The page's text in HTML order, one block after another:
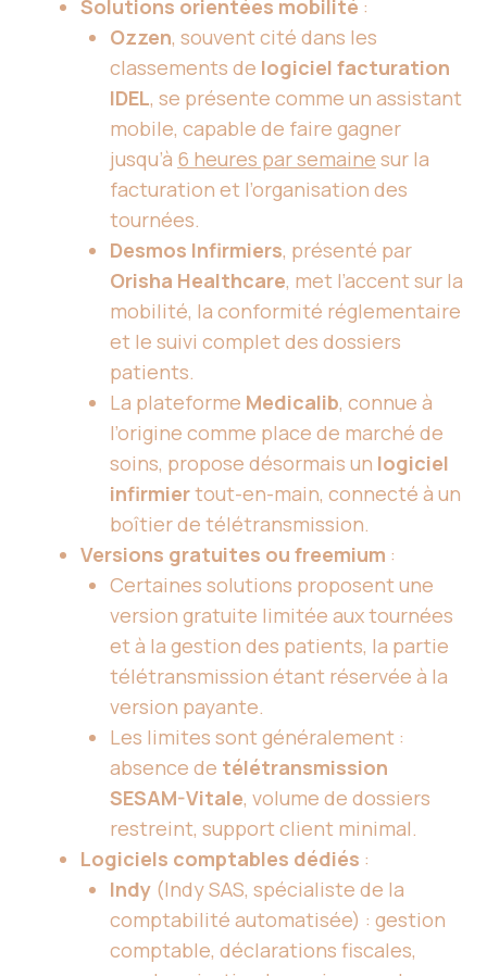
Solutions orientées mobilité :
Ozzen, souvent cité dans les
classements de logiciel facturation
IDEL, se présente comme un assistant
mobile, capable de faire gagner
jusqu’à 6 heures par semaine sur la
facturation et l’organisation des
tournées.
Desmos Infirmiers, présenté par
Orisha Healthcare, met l’accent sur la
mobilité, la conformité réglementaire
et le suivi complet des dossiers
patients.
La plateforme Medicalib, connue à
l’origine comme place de marché de
soins, propose désormais un logiciel
infirmiertout-en-main, connecté à un
boîtier de télétransmission.
Versions gratuites ou freemium :
Certaines solutions proposent une
version gratuite limitée aux tournées
et à la gestion des patients, la partie
télétransmission étant réservée à la
version payante.
Les limites sont généralement :
absence de télétransmission
SESAM-Vitale, volume de dossiers
restreint, support client minimal.
Logiciels comptables dédiés :
Indy (Indy SAS, spécialiste de la
comptabilité automatisée) : gestion
comptable, déclarations fiscales,